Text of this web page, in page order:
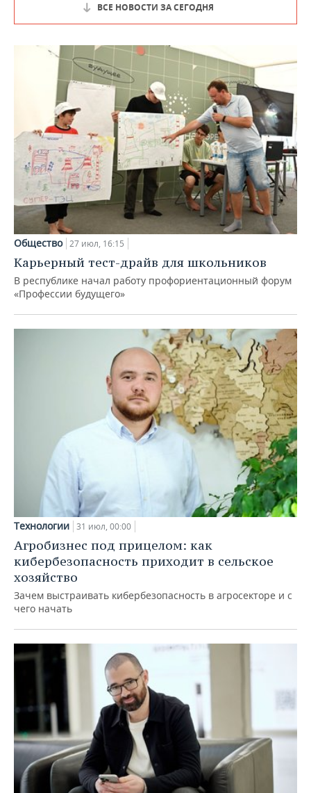
ВСЕ НОВОСТИ ЗА СЕГОДНЯ
Общество 27 июл, 16:15
Карьерный тест-драйв для школьников
В республике начал работу профориентационный форум
«Профессии будущего»
Технологии 31 июл, 00:00
Агробизнес под прицелом: как
кибербезопасность приходит в сельское
хозяйство
Зачем выстраивать кибербезопасность в агросекторе и с
чего начать